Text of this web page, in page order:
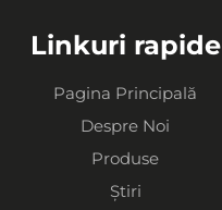
Linkuri rapide
Pagina Principală
Despre Noi
Produse
Știri